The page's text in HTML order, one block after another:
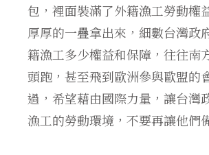
包，裡面裝滿了外籍漁工勞動權
厚厚的一疊拿出來，細數台灣政
籍漁工多少權益和保障，往往南
頭跑，甚至飛到歐洲參與歐盟的
過，希望藉由國際力量，讓台灣
漁工的勞動環境，不要再讓他們